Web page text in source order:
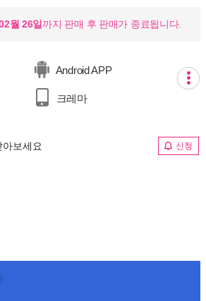
월 26일 까지 판매 후 판매가 종료됩니다.
Android APP
크레마
보세요 신청